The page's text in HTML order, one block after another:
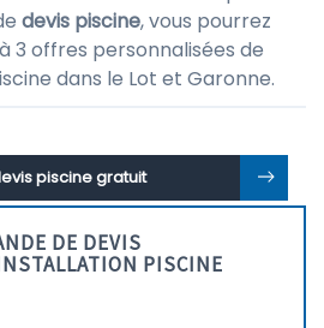
devis piscine, vous pourrez
3 offres personnalisées de
dans le Lot et Garonne.
piscine gratuit
DE DEVIS
PISCINE